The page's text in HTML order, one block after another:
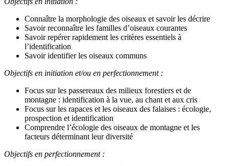
Connaître la morphologie des oiseaux et savoir les décrire
Savoir reconnaître les familles d’oiseaux courantes
Savoir repérer rapidement les critères essentiels à
l’identification
Savoir identifier les oiseaux communs
Objectifs en initiation et/ou en perfectionnement :
Focus sur les passereaux des milieux forestiers et de
montagne : identification à la vue, au chant et aux cris
Focus sur les rapaces et les oiseaux des falaises : écologie,
prospection et identification
Comprendre l’écologie des oiseaux de montagne et les
facteurs déterminant leur diversité
Objectifs en perfectionnement :